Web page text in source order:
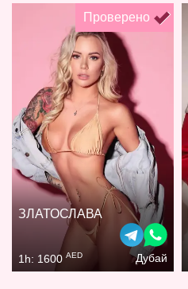
Проверено
ЗЛАТОСЛАВА
1h: 1600 AED Дубай